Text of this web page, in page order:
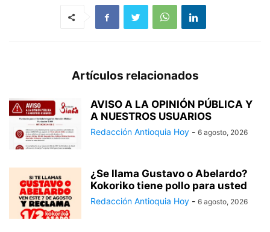
Artículos relacionados
AVISO A LA OPINIÓN PÚBLICA Y
A NUESTROS USUARIOS
Redacción Antioquia Hoy - 6 agosto, 2026
¿Se llama Gustavo o Abelardo?
Kokoriko tiene pollo para usted
Redacción Antioquia Hoy - 6 agosto, 2026